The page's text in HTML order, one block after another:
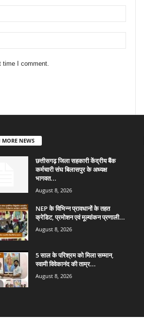
time I comment.
MORE NEWS
छत्तीसगढ़ जिला सहकारी केंद्रीय बैंक
कर्मचारी संघ बिलासपुर के अध्यक्ष
भागवत...
August 8, 2026
NEP के विभिन्न प्रावधानों के तहत
क्रेडिट, प्रमोशन एवं मूल्यांकन प्रणाली...
August 8, 2026
5 साल के परिश्रम को मिला सम्मान,
स्वामी विवेकानंद की ताम्र...
August 8, 2026